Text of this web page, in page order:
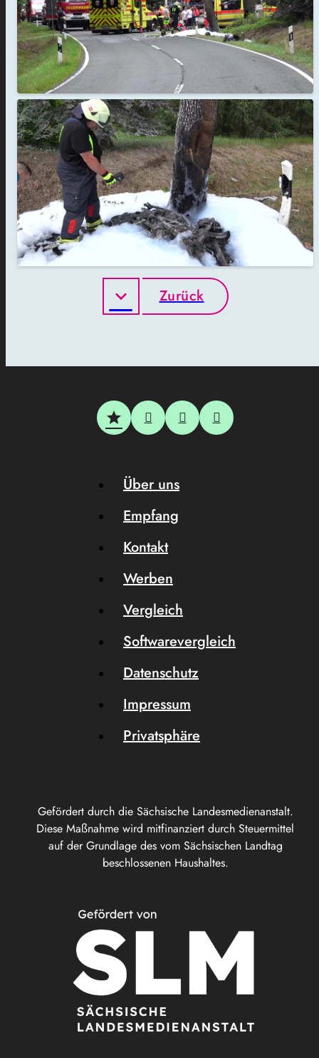
Zurück
Gefördert durch die Sächsische Landesmedienanstalt.
Diese Maßnahme wird mitfinanziert durch Steuermittel
auf der Grundlage des vom Sächsischen Landtag
beschlossenen Haushaltes.
Über uns
Empfang
Kontakt
Werben
Vergleich
Softwarevergleich
Datenschutz
Impressum
Privatsphäre